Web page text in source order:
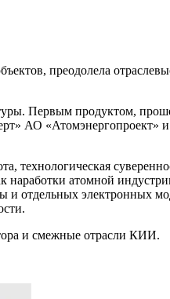
преодолела
Первым продуктом,
АО «Атомэнергопроект» и
атомной
и отдельных электронных
и смежные отрасли КИИ.